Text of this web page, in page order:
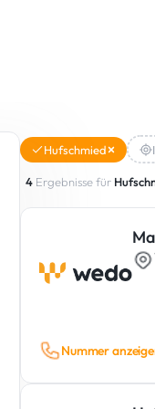
Hufschmied
4 Ergebnisse für
Nummer